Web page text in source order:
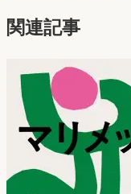
関連記事